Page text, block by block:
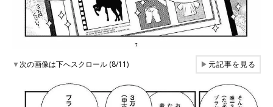
▼次の画像は下へスクロール (8/11) ▶元記事を見る